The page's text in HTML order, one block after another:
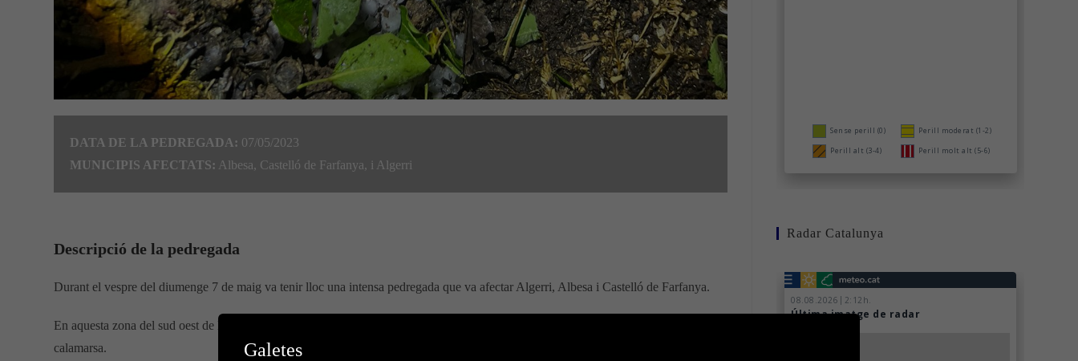
DATA DE LA PEDREGADA: 07/05/2023
MUNICIPIS AFECTATS: Albesa, Castelló de Farfanya, i Algerri
Descripció de la pedregada
Durant el vespre del diumenge 7 de maig va tenir lloc una intensa pedregada que va afectar Algerri, Albesa i Castelló de Farfanya.
En aquesta zona del sud oest de la Noguera va entrar una tempesta que va deixa precipitació també acompanyada per pedra i
calamarsa.
Radar Catalunya
Galetes